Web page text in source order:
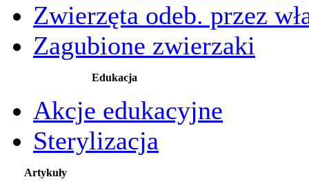
Zwierzęta odeb. przez
Zagubione zwierzaki
Edukacja
Akcje edukacyjne
Sterylizacja
Artykuły